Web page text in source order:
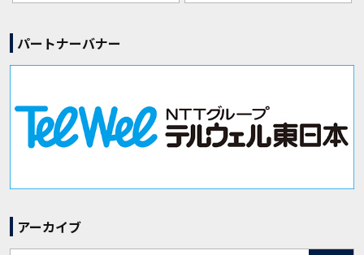
パートナーバナー
アーカイブ